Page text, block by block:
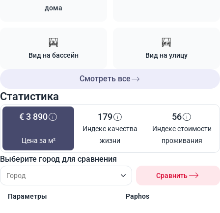
дома
Вид на бассейн Вид на улицу
Смотреть все
Статистика
€ 3 890
Цена за м²
179
Индекс качества
жизни
56
Индекс стоимости
проживания
Выберите город для сравнения
Сравнить
Параметры Paphos